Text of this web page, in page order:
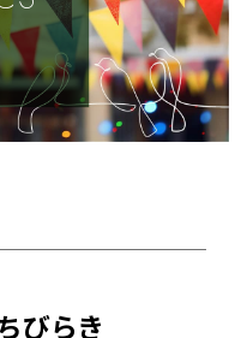
びらき